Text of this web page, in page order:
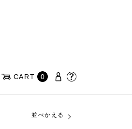
CART 0
並べかえる